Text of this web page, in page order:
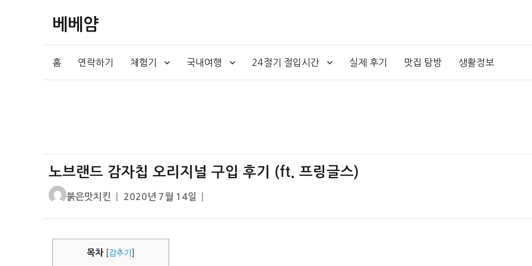
베베얌
홈 연락하기 체험기 국내여행 24절기 절입시간 실제 후기 맛집 탐방 생활정보
노브랜드 감자칩 오리지널 구입 후기 (ft. 프링글스)
글
붉은맛치킨
작
자
2020년 7월 14일
목차 감추기